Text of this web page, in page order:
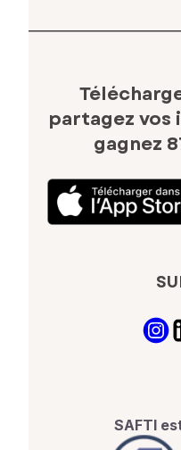
partagez vos
gagnez
SAFTI